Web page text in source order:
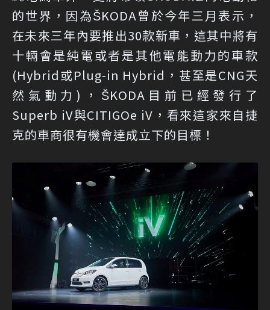
的世界，因為ŠKODA曾於今年三月表示，
在未來三年內要推出30款新車，這其中將有
十輛會是純電或者是其他電能動力的車款
(Hybrid或Plug-in Hybrid，甚至是CNG天
然氣動力)，ŠKODA目前已經發行了
Superb iV與CITIGOe iV，看來這家來自捷
克的車商很有機會達成立下的目標！